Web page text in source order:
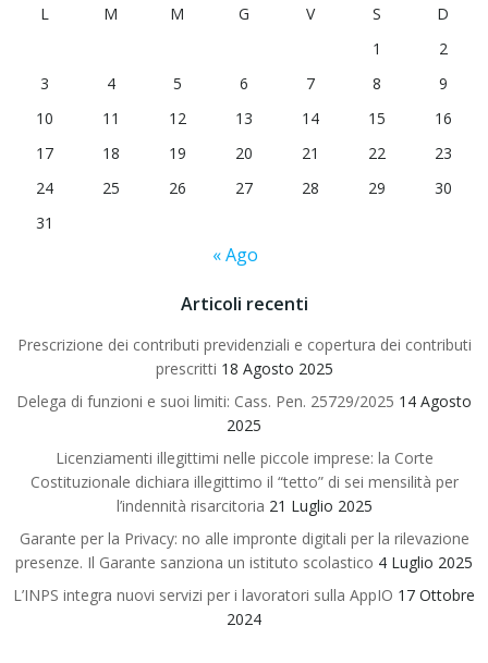
L
M M G V S
D
1
2
3
4 5 6 7 8
9
10
11 12 13 14 15
16
17
18 19 20 21 22
23
24
25 26 27 28 29
30
31
« Ago
Articoli recenti
Prescrizione dei contributi previdenziali e copertura dei contributi
prescritti 18 Agosto 2025
Delega di funzioni e suoi limiti: Cass. Pen. 25729/2025 14 Agosto
2025
Licenziamenti illegittimi nelle piccole imprese: la Corte
Costituzionale dichiara illegittimo il “tetto” di sei mensilità per
l’indennità risarcitoria 21 Luglio 2025
Garante per la Privacy: no alle impronte digitali per la rilevazione
presenze. Il Garante sanziona un istituto scolastico 4 Luglio 2025
L’INPS integra nuovi servizi per i lavoratori sulla AppIO 17 Ottobre
2024